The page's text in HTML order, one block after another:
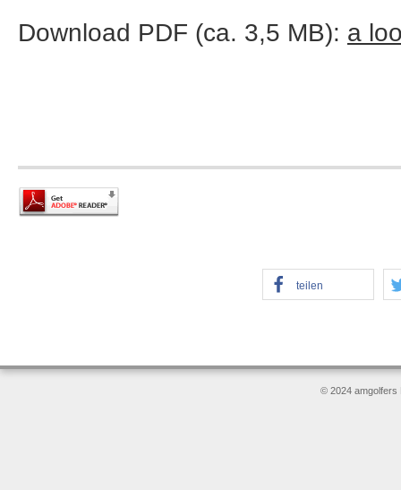
Download PDF (ca. 3,5 MB): a
teilen
© 2024